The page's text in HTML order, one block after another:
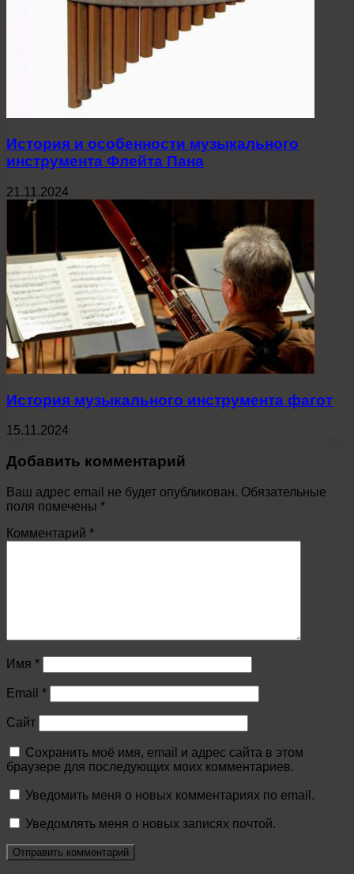
История и особенности музыкального
инструмента Флейта Пана
21.11.2024
История музыкального инструмента фагот
15.11.2024
Добавить комментарий
Ваш адрес email не будет опубликован. Обязательные
поля помечены *
Комментарий *
Имя *
Email *
Сайт
Сохранить моё имя, email и адрес сайта в этом
браузере для последующих моих комментариев.
Уведомить меня о новых комментариях по email.
Уведомлять меня о новых записях почтой.